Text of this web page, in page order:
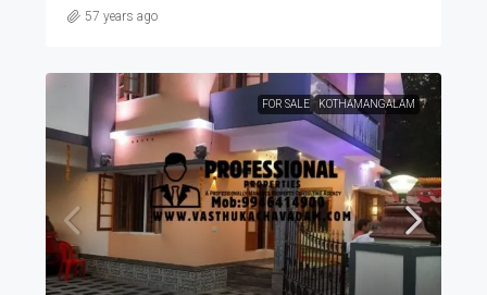
57 years ago
FOR SALE KOTHAMANGALAM